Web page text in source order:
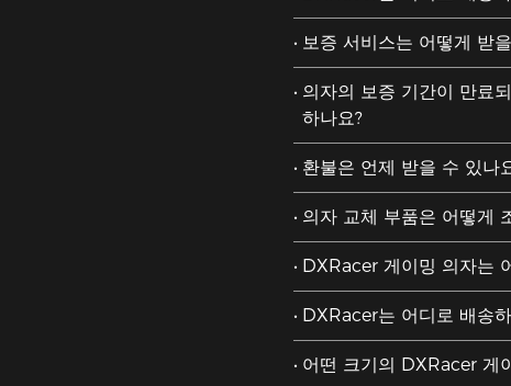
보증 서비스는 어떻게 받
의자의 보증 기간이 만료
하나요?
환불은 언제 받을 수 있나
의자 교체 부품은 어떻게
DXRacer 게이밍 의자는
DXRacer는 어디로 배송
어떤 크기의 DXRacer 게